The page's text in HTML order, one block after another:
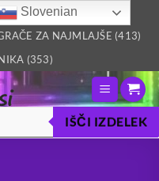
(2805)
ZA NAJMLAJŠE (413)
(353)
IŠČI IZDELEK
Slovenian